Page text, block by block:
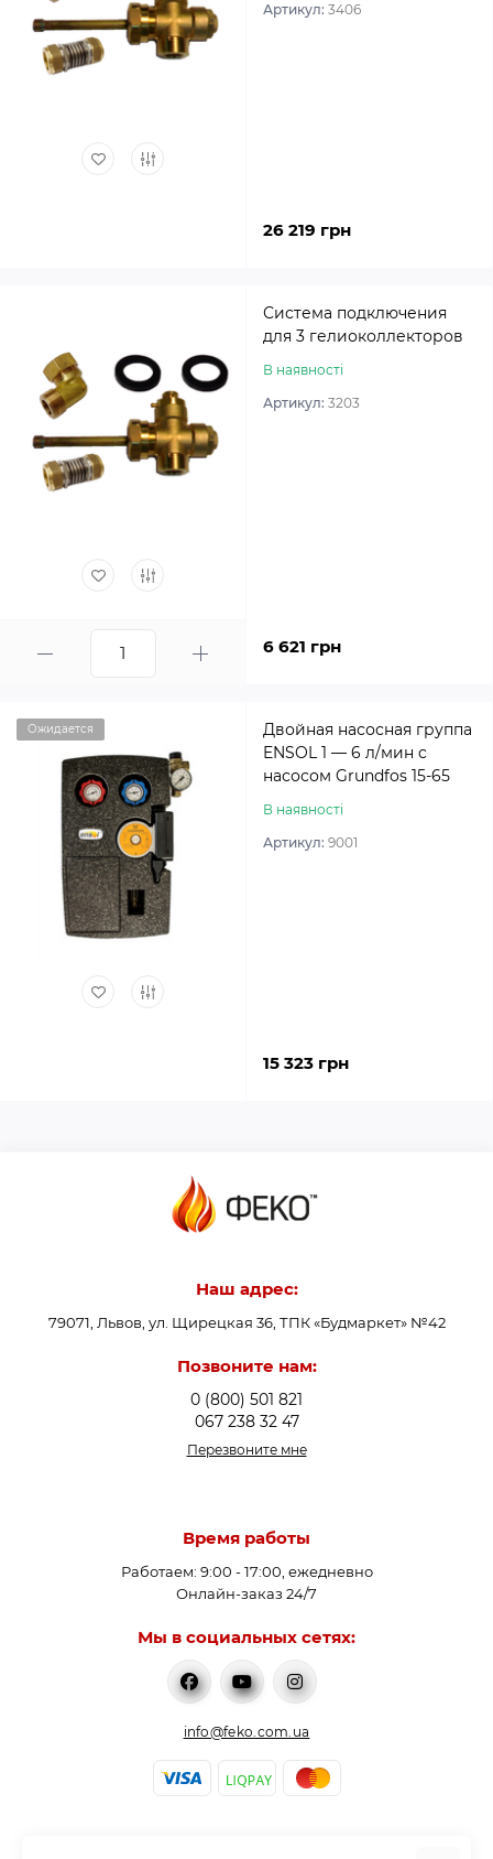
Артикул: 3406
26 219 грн
Система подключения
для 3 гелиоколлекторов
В наявності
Артикул: 3203
6 621 грн
Ожидается
Двойная насосная группа
ENSOL 1 — 6 л/мин c
насосом Grundfos 15-65
В наявності
Артикул: 9001
15 323 грн
Наш адрес:
79071, Львов, ул. Щирецкая 36, ТПК «Будмаркет» №42
Позвоните нам:
0 (800) 501 821
067 238 32 47
Перезвоните мне
Время работы
Работаем: 9:00 - 17:00, ежедневно
Онлайн-заказ 24/7
Мы в социальных сетях:
info@feko.com.ua